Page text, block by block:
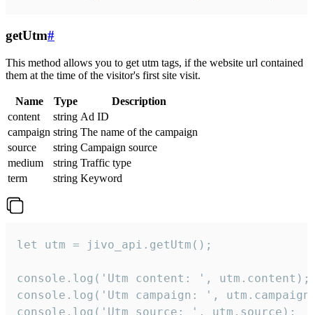
getUtm#
This method allows you to get utm tags, if the website url contained
them at the time of the visitor's first site visit.
Name Type
Description
content
string Ad ID
campaign string The name of the campaign
source
string Campaign source
medium
string Traffic type
term
string Keyword
let utm = jivo_api.getUtm();
console.log('Utm content: ', utm.content);
console.log('Utm campaign: ',
console.log('Utm source: ', utm.source);